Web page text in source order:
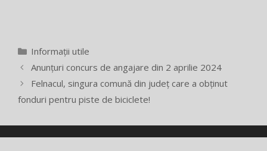
Categorii
Informații utile
Anunțuri concurs de angajare din 2 aprilie 2024
Felnacul, singura comună din județ care a obținut
fonduri pentru piste de biciclete!